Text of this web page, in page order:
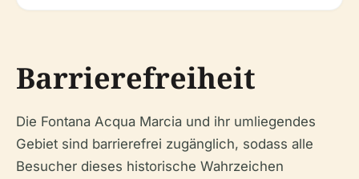
Barrierefreiheit
Die Fontana Acqua Marcia und ihr umliegendes
Gebiet sind barrierefrei zugänglich, sodass alle
Besucher dieses historische Wahrzeichen